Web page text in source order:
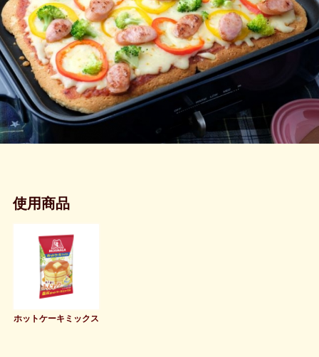
使用商品
ホットケーキミックス